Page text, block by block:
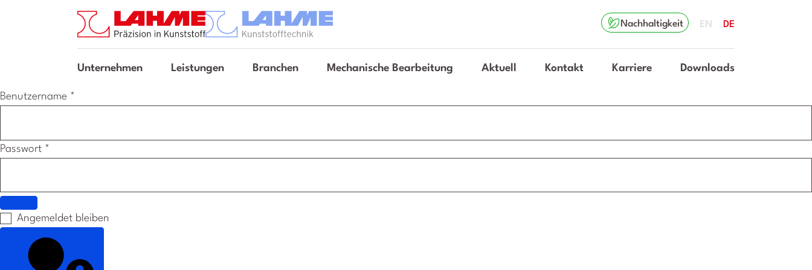
Nachhaltigkeit EN DE
Unternehmen Leistungen Branchen Mechanische Bearbeitung Aktuell Kontakt Karriere Downloads
Benutzername *
Passwort *
Passwort anzeigen
Angemeldet bleiben